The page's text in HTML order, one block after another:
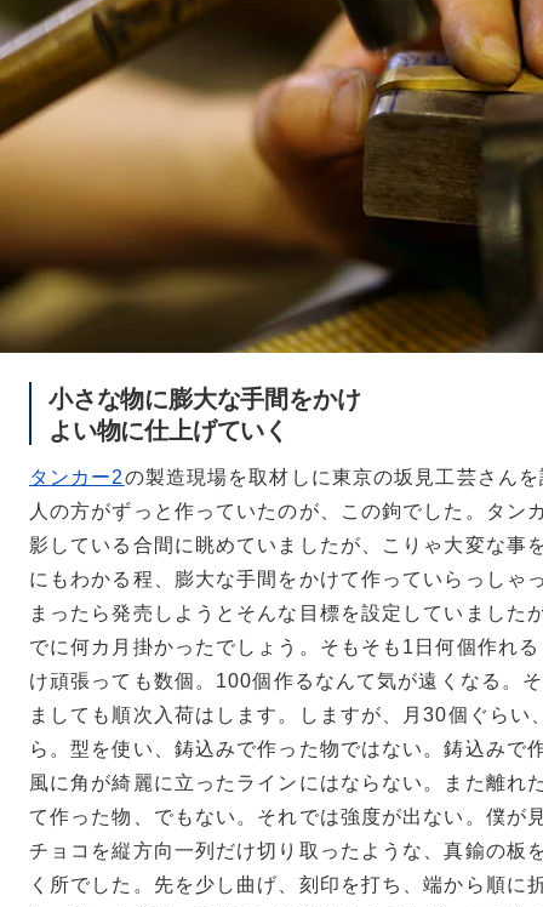
小さな物に膨大な手間をかけ
よい物に仕上げていく
タンカー2の製造現場を取材しに東京の坂見工芸さん
人の方がずっと作っていたのが、この鉤でした。タン
影している合間に眺めていましたが、こりゃ大変な事
にもわかる程、膨大な手間をかけて作っていらっしゃ
まったら発売しようとそんな目標を設定していました
でに何カ月掛かったでしょう。そもそも1日何個作れ
け頑張っても数個。100個作るなんて気が遠くなる。
ましても順次入荷はします。しますが、月30個ぐらい
ら。型を使い、鋳込みで作った物ではない。鋳込みで
風に角が綺麗に立ったラインにはならない。また離れ
て作った物、でもない。それでは強度が出ない。僕が
チョコを縦方向一列だけ切り取ったような、真鍮の板
く所でした。先を少し曲げ、刻印を打ち、端から順に